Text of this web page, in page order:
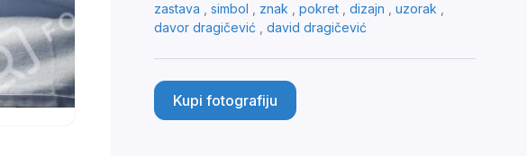
zastava , simbol , znak , pokret , dizajn , uzorak ,
davor dragičević , david dragičević
Kupi fotografiju